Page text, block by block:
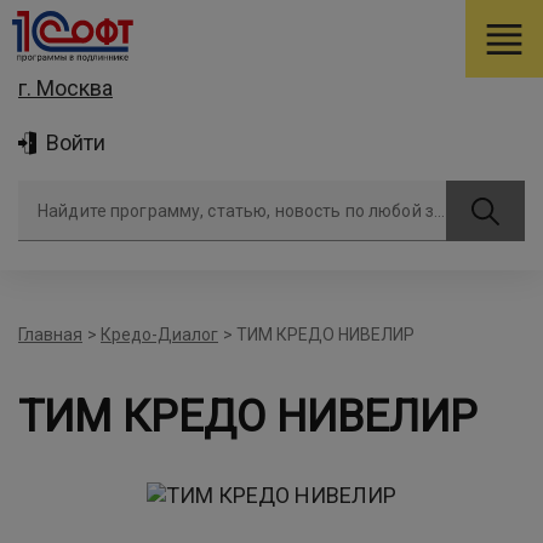
г. Москва
Войти
Главная > Кредо-Диалог > ТИМ КРЕДО НИВЕЛИР
ТИМ КРЕДО НИВЕЛИР